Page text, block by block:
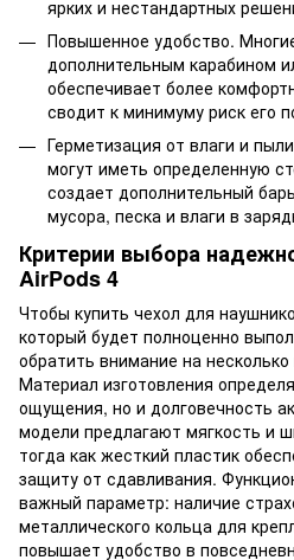
ярких и нестандартных
Повышенное удобство.
дополнительным карабином
обеспечивает более
сводит к минимуму риск его
Герметизация от влаги и
могут иметь определенную
создает дополнительный
мусора, песка и влаги в
Критерии выбора
AirPods 4
Чтобы купить чехол для
который будет полноценно
обратить внимание на
Материал изготовления
ощущения, но и долговечность
модели предлагают мягкость и
тогда как жесткий пластик
защиту от сдавливания.
важный параметр: наличие
металлического кольца для
повышает удобство в